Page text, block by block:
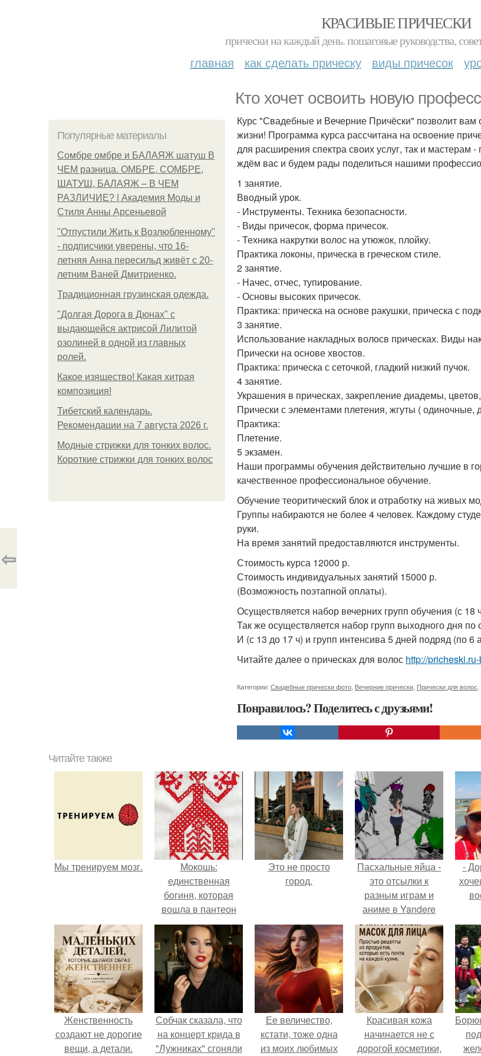
КРАСИВЫЕ ПРИЧЕСКИ
прически на каждый день. пошаговые руководства,
главная как сделать прическу виды причесок
Кто хочет освоить новую
Популярные материалы
Сомбре омбре и БАЛАЯЖ шатуш В
ЧЕМ разница. ОМБРЕ, СОМБРЕ,
ШАТУШ, БАЛАЯЖ – В ЧЕМ
РАЗЛИЧИЕ? | Академия Моды и
Стиля Анны Арсеньевой
"Отпустили Жить к Возлюбленному"
- подписчики уверены, что 16-
летняя Анна пересильд живёт с 20-
летним Ваней Дмитриенко.
Традиционная грузинская одежда.
"Долгая Дорога в Дюнах" с
выдающейся актрисой Лилитой
озолиней в одной из главных
ролей.
Какое изящество! Какая хитрая
композиция!
Тибетский календарь.
Рекомендации на 7 августа 2026 г.
Модные стрижки для тонких волос.
Короткие стрижки для тонких волос
Курс "Свадебные и Вечерние Причёски" позволит
жизни! Программа курса рассчитана на освоение
для расширения спектра своих услуг, так и
ждём вас и будем рады поделиться нашими
1 занятие.
Вводный урок.
- Инструменты. Техника безопасности.
- Виды причесок, форма причесок.
- Техника накрутки волос на утюжок, плойку.
Практика локоны, прическа в греческом стиле.
2 занятие.
- Начес, отчес, тупирование.
- Основы высоких причесок.
Практика: прическа на основе ракушки, прическа с
3 занятие.
Использование накладных волосв прическах. Виды
Прически на основе хвостов.
Практика: прическа с сеточкой, гладкий низкий пучок.
4 занятие.
Украшения в прическах, закрепление диадемы,
Прически с элементами плетения, жгуты ( одиночные,
Практика:
Плетение.
5 экзамен.
Наши программы обучения действительно лучшие в
качественное профессиональное обучение.
Обучение теоритический блок и отработку на живых
Группы набираются не более 4 человек. Каждому
руки.
На время занятий предоставляются инструменты.
Стоимость курса 12000 р.
Стоимость индивидуальных занятий 15000 р.
(Возможность поэтапной оплаты).
Осуществляется набор вечерних групп обучения (с 18
Так же осуществляется набор групп выходного дня по
И (с 13 до 17 ч) и групп интенсива 5 дней подряд (по 6
Читайте далее о прическах для волос http://
Категории: Свадебные прически фото Вечерние прически Прически для волос
Понравилось? Поделитесь с друзьями!
⇦
Читайте также
Мы тренируем мозг.
Мокошь:
единственная
богиня, которая
вошла в пантеон
князя Владимира.
Это не просто
город.
Пасхальные яйца -
это отсылки к
разным играм и
аниме в Yandere
Simulator, которые
игрок может
обнаружить.
-
Женственность
создают не дорогие
вещи, а детали.
Собчак сказала, что
на концерт крида в
"Лужниках" сгоняли
Ее величество,
кстати, тоже одна
из моих любимых
Красивая кожа
начинается не с
дорогой косметики,